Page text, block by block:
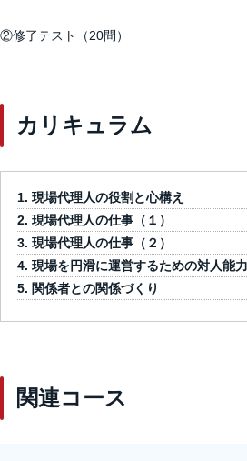
②修了テスト（20問）
カリキュラム
現場代理人の役割と心構え
現場代理人の仕事（１）
現場代理人の仕事（２）
現場を円滑に運営するための対人能力
関係者との関係づくり
関連コース